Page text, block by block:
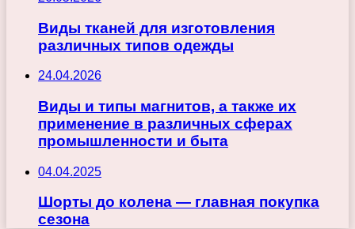
Виды тканей для изготовления
различных типов одежды
24.04.2026
Виды и типы магнитов, а также их
применение в различных сферах
промышленности и быта
04.04.2025
Шорты до колена — главная покупка
сезона